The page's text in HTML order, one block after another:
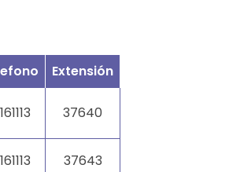
Extensión
37640
37643